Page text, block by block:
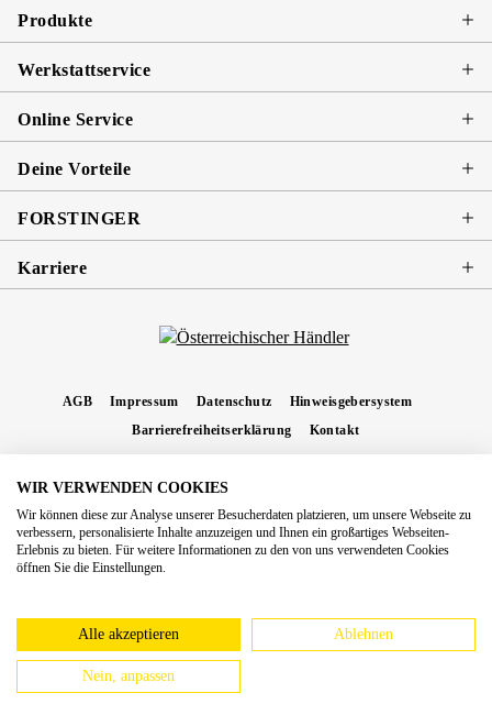
Produkte
Werkstattservice
Online Service
Deine Vorteile
FORSTINGER
Karriere
AGB Impressum Datenschutz
Hinweisgebersystem
Barrierefreiheitserklärung
Kontakt
Nachnahmegebühren, wenn nicht anders angegeben.
Copyright 2026 Forstinger Österreich GmbH
Königstetter Straße 128 - 134/OG3, 3430 Tulln
europäschen Online-Streitbeilegungs-Plattform hinzuweisen:
webgate.ec.europa.eu/odr
WIR VERWENDEN COOKIES
Wir können diese zur Analyse unserer Besucherdaten platzieren, um unsere Webseite zu
verbessern, personalisierte Inhalte anzuzeigen und Ihnen ein großartiges Webseiten-
Erlebnis zu bieten. Für weitere Informationen zu den von uns verwendeten Cookies
öffnen Sie die Einstellungen.
Alle akzeptieren Ablehnen
Nein, anpassen